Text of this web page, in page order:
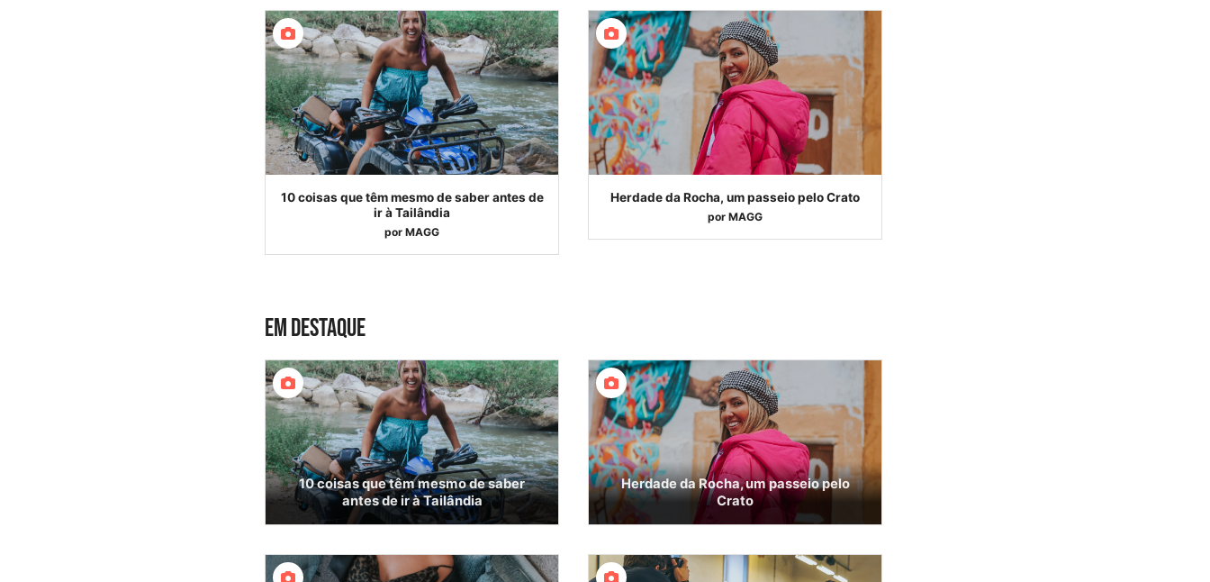
10 coisas que têm mesmo de saber antes de
ir à Tailândia
por MAGG
Herdade da Rocha, um passeio pelo Crato
por MAGG
EM DESTAQUE
10 coisas que têm mesmo de saber
antes de ir à Tailândia
Herdade da Rocha, um passeio pelo
Crato